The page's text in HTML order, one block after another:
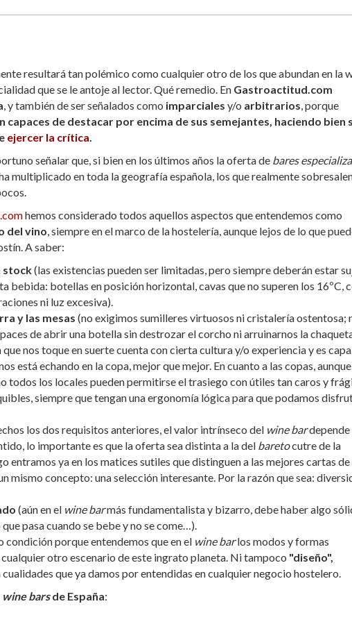
resultará tan polémico como cualquier otro de los que abundan en la
que se le antoje al lector. Qué remedio. En Gastroactitud.com
, y también de ser señalados como imparciales y/o arbitrarios, porque
capaces de destacar por encima de sus semejantes, haciendo bien
ejercer la crítica.
señalar que, si bien en los últimos años la oferta de bares
multiplicado en toda la geografía española, los que realmente
hemos considerado todos aquellos aspectos que entendemos como
del vino, siempre en el marco de la hostelería, aunque lejos de lo que
A saber:
stock(las existencias pueden ser limitadas, pero siempre deberán estar
bebida: botellas en posición horizontal, cavas que no superen los 16ºC,
ni luz excesiva).
y las mesas (no exigimos sumilleres virtuosos ni cristalería ostentosa;
de abrir una botella sin destrozar el corcho ni arruinarnos la
nos toque en suerte cuenta con cierta cultura y/o experiencia y es
está echando en la copa, mejor que mejor. En cuanto a las copas,
todos los locales pueden permitirse el trasiego con útiles tan caros y
siempre que tengan una ergonomía lógica para que podamos
los dos requisitos anteriores, el valor intrínseco del wine bardepende
lo importante es que la oferta sea distinta a la del baretocutre de la
entramos ya en los matices sutiles que distinguen a las mejores cartas de
mismo concepto: una selección interesante. Por la razón que sea:
(aún en el wine barmás fundamentalista y bizarro, debe haber algo
pasa cuando se bebe y no se come…).
condición porque entendemos que en el wine barlos modos y formas
otro escenario de este ingrato planeta. Ni tampoco "diseño",
que ya damos por entendidas en cualquier negocio hostelero.
wine barsde España: